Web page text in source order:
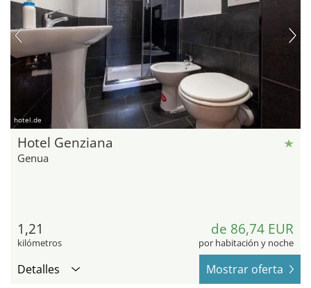
hotel.de
Hotel Genziana
Genua
1,21
kilómetros
de 86,74 EUR
por habitación y noche
Detalles Mostrar oferta